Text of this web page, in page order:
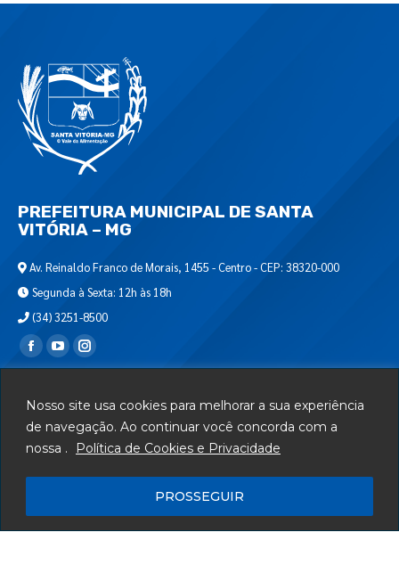
Nosso site usa cookies para melhorar a sua experiência
de navegação. Ao continuar você concorda com a
nossa .
Política de Cookies e Privacidade
PROSSEGUIR
PREFEITURA MUNICIPAL DE SANTA
VITÓRIA – MG
Av. Reinaldo Franco de Morais, 1455 - Centro - CEP: 38320-000
Segunda à Sexta: 12h às 18h
(34) 3251-8500
Encontre-nos em:
Departamento de T.I.
Serviços
Mapa do Site